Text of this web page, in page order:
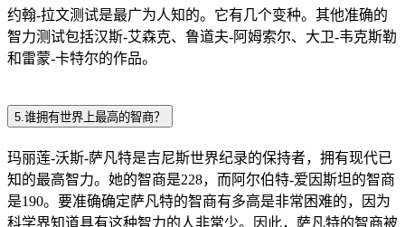
约翰-拉文测试是最广为人知的。它有几个变种。其他准确的
智力测试包括汉斯-艾森克、鲁道夫-阿姆索尔、大卫-韦克斯勒
和雷蒙-卡特尔的作品。
5.谁拥有世界上最高的智商？
玛丽莲-沃斯-萨凡特是吉尼斯世界纪录的保持者，拥有现代已
知的最高智力。她的智商是228，而阿尔伯特-爱因斯坦的智商
是190。要准确确定萨凡特的智商有多高是非常困难的，因为
科学界知道具有这种智力的人非常少。因此，萨凡特的智商被